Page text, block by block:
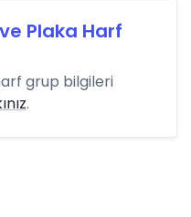
Plaka Harf
grup bilgileri
.